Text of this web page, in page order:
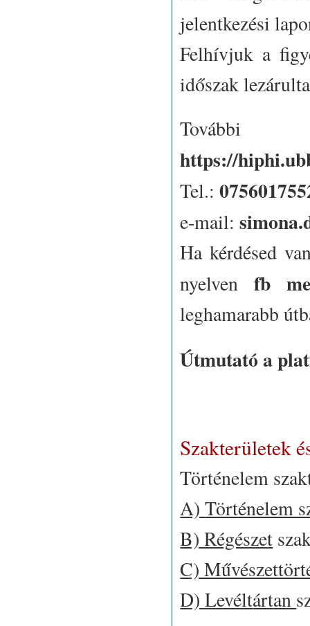
jelentkezési
Felhívjuk a
időszak
https://
Tel.: 075
e-mail:
Ha kérdésed
nyelvenfb
leghamarabb
Útmutató a
Szakterületek
Történelem
A)Történelem
B) Régészet
C)
D) Levéltártan